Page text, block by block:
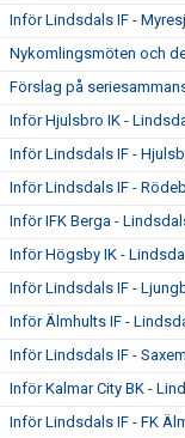
Inför Lindsdals IF -
Nykomlingsmöten och
Förslag på
Inför Hjulsbro IK -
Inför Lindsdals IF -
Inför Lindsdals IF -
Inför IFK Berga -
Inför Högsby IK -
Inför Lindsdals IF -
Inför Älmhults IF -
Inför Lindsdals IF -
Inför Kalmar City BK -
Inför Lindsdals IF - FK